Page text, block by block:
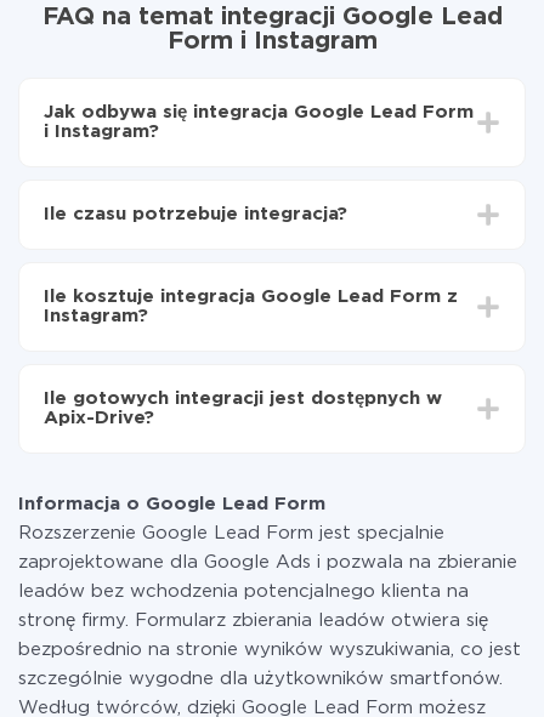
FAQ na temat integracji Google Lead
Form i Instagram
Jak odbywa się integracja Google Lead Form
i Instagram?
do Instagram
Google Lead Form do Instagram
Ile czasu potrzebuje integracja?
od 5 do 30 minut. Konfiguracja zajmuje średnio 10-15
minut.
Ile kosztuje integracja Google Lead Form z
Instagram?
Płacisz tylko za ilość danych, która faktycznie jest
przekazywana z jednego z Twoich systemów do
w razie potrzeby przełączyć się na płatną. Więcej
informacji otaryfach .
Ile gotowych integracji jest dostępnych w
Apix-Drive?
Informacja o Google Lead Form
Rozszerzenie Google Lead Form jest specjalnie
zaprojektowane dla Google Ads i pozwala na zbieranie
leadów bez wchodzenia potencjalnego klienta na
stronę firmy. Formularz zbierania leadów otwiera się
bezpośrednio na stronie wyników wyszukiwania, co jest
szczególnie wygodne dla użytkowników smartfonów.
Według twórców, dzięki Google Lead Form możesz